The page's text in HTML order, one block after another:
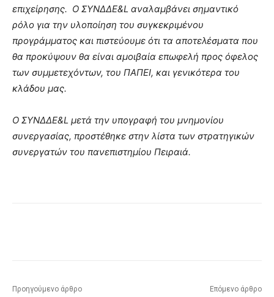
επιχείρησης. Ο ΣΥΝΔΔΕ&L αναλαμβάνει σημαντικό
ρόλο για την υλοποίηση του συγκεκριμένου
προγράμματος και πιστεύουμε ότι τα αποτελέσματα που
θα προκύψουν θα είναι αμοιβαία επωφελή προς όφελος
των συμμετεχόντων, του ΠΑΠΕΙ, και γενικότερα του
κλάδου μας.
Ο ΣΥΝΔΔΕ&L μετά την υπογραφή του μνημονίου
συνεργασίας, προστέθηκε στην λίστα των στρατηγικών
συνεργατών του πανεπιστημίου Πειραιά.
Προηγούμενο άρθρο Επόμενο άρθρο